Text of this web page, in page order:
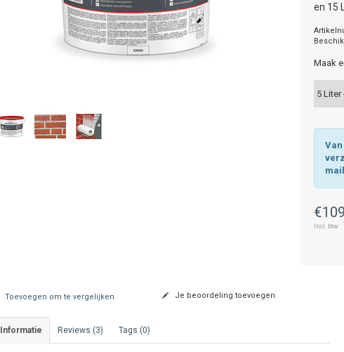
en 15
Maak
Incl. btw
Toevoegen om te vergelijken Je beoordeling toevoegen
Informatie Reviews (3) Tags (0)